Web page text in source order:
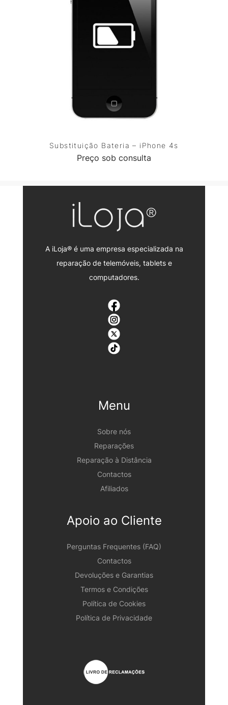
Substituição Bateria – iPhone 4s
Preço sob consulta
A iLoja® é uma empresa especializada na
reparação de telemóveis, tablets e
computadores.
Menu
Sobre nós
Reparações
Reparação à Distância
Contactos
Afiliados
Apoio ao Cliente
Perguntas Frequentes (FAQ)
Contactos
Devoluções e Garantias
Termos e Condições
Política de Cookies
Política de Privacidade